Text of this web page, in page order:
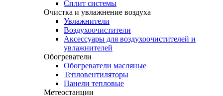
Сплит системы
Очистка и увлажнение воздуха
Увлажнители
Воздухоочистители
Аксессуары для воздухоочистителей и
увлажнителей
Обогреватели
Обогреватели масляные
Тепловентиляторы
Панели тепловые
Метеостанции